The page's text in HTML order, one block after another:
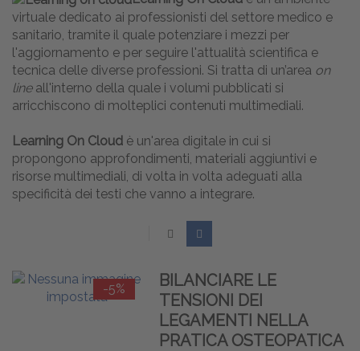
virtuale dedicato ai professionisti del settore medico e
sanitario, tramite il quale potenziare i mezzi per
l'aggiornamento e per seguire l'attualità scientifica e
tecnica delle diverse professioni. Si tratta di un’area on
lineall'interno della quale i volumi pubblicati si
arricchiscono di molteplici contenuti multimediali.
Learning On Cloud è un'area digitale in cui si
propongono approfondimenti, materiali aggiuntivi e
risorse multimediali, di volta in volta adeguati alla
specificità dei testi che vanno a integrare.
-5%
BILANCIARE LE
TENSIONI DEI
LEGAMENTI NELLA
PRATICA OSTEOPATICA